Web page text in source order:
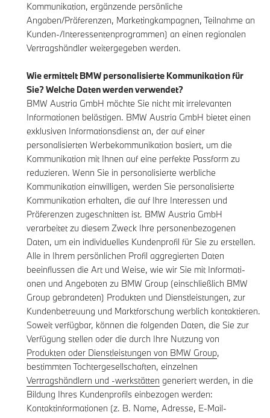
Kommunikation, ergänzende persönliche
Angaben/Präferenzen, Marketingkampagnen, Teilnahme an
Kunden-/Interessentenprogrammen) an einen regionalen
Vertragshändler weitergegeben werden.
Wie ermittelt BMW personalisierte Kommunikation für
Sie? Welche Daten werden verwendet?
BMW Austria GmbH möchte Sie nicht mit irrelevanten
Informationen belästigen. BMW Austria GmbH bietet einen
exklusiven Informationsdienst an, der auf einer
personalisierten Werbekommunikation basiert, um die
Kommunikation mit Ihnen auf eine perfekte Passform zu
reduzieren. Wenn Sie in personalisierte werbliche
Kommunikation einwilligen, werden Sie personalisierte
Kommunikation erhalten, die auf Ihre Interessen und
Präferenzen zugeschnitten ist. BMW Austria GmbH
verarbeitet zu diesem Zweck Ihre personenbezogenen
Daten, um ein individuelles Kundenprofil für Sie zu erstellen.
Alle in Ihrem persönlichen Profil aggregierten Daten
beeinflussen die Art und Weise, wie wir Sie mit Informati-
onen und Angeboten zu BMW Group (einschließlich BMW
Group gebrandeten) Produkten und Dienstleistungen, zur
Kundenbetreuung und Marktforschung werblich kontaktieren.
Soweit verfügbar, können die folgenden Daten, die Sie zur
Verfügung stellen oder die durch Ihre Nutzung von
Produkten oder Dienstleistungen von BMW Group,
bestimmten Tochtergesellschaften, einzelnen
Vertragshändlern und -werkstätten generiert werden, in die
Bildung Ihres Kundenprofils einbezogen werden:
Kontaktinformationen (z. B. Name, Adresse, E-Mail-